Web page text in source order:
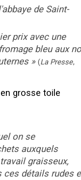
de Saint-
prix avec une
bleu aux
» (La Presse,
grosse toile
on se
auxquels
graisseux,
ces détails rudes